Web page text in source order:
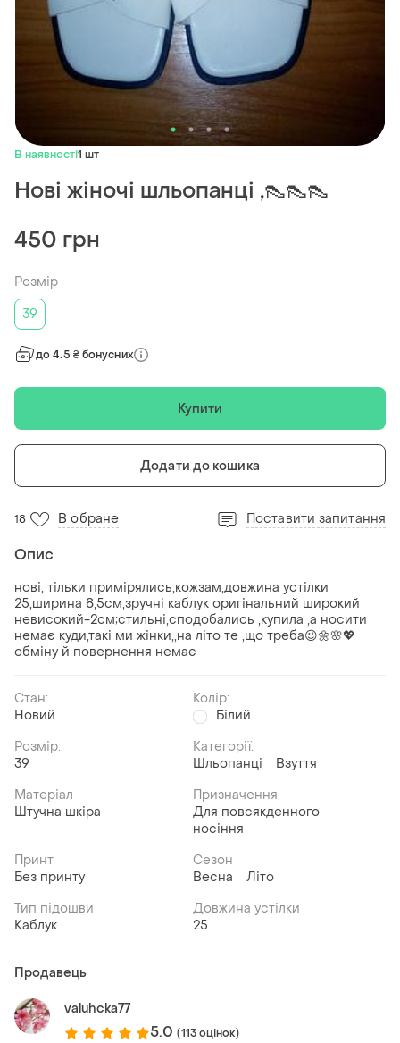
В наявності1 шт
Нові жіночі шльопанці ,👠👠👠
450 грн
Розмір
39
до 4.5 ₴ бонусних
Купити
Додати до кошика
18 В обране Поставити запитання
Опис
нові, тільки примірялись,кожзам,довжина устілки
25,ширина 8,5см,зручні каблук оригінальний широкий
невисокий-2см;стильні,сподобались ,купила ,а носити
немає куди,такі ми жінки,,на літо те ,що треба😉🌼🌸💖
обміну й повернення немає
Стан:
Новий
Колір:
Білий
Розмір:
39
Категорії:
Шльопанці
Взуття
Матеріал
Штучна шкіра
Призначення
Для повсякденного
носіння
Принт
Без принту
Сезон
Весна
Літо
Тип підошви
Каблук
Довжина устілки
25
Продавець
valuhcka77
5.0 (113 оцінок)